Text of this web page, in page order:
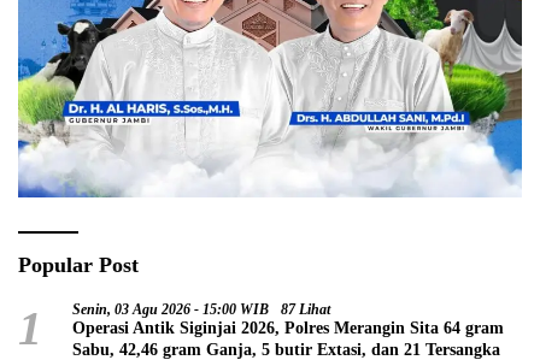
Popular Post
1 Senin, 03 Agu 2026 - 15:00 WIB 87 Lihat
Operasi Antik Siginjai 2026, Polres Merangin Sita 64 gram
Sabu, 42,46 gram Ganja, 5 butir Extasi, dan 21 Tersangka